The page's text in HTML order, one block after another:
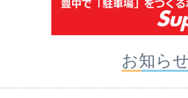
お知らせ